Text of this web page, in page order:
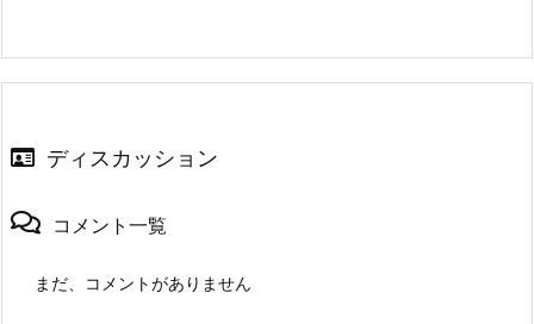
ディスカッション
コメント一覧
まだ、コメントがありません